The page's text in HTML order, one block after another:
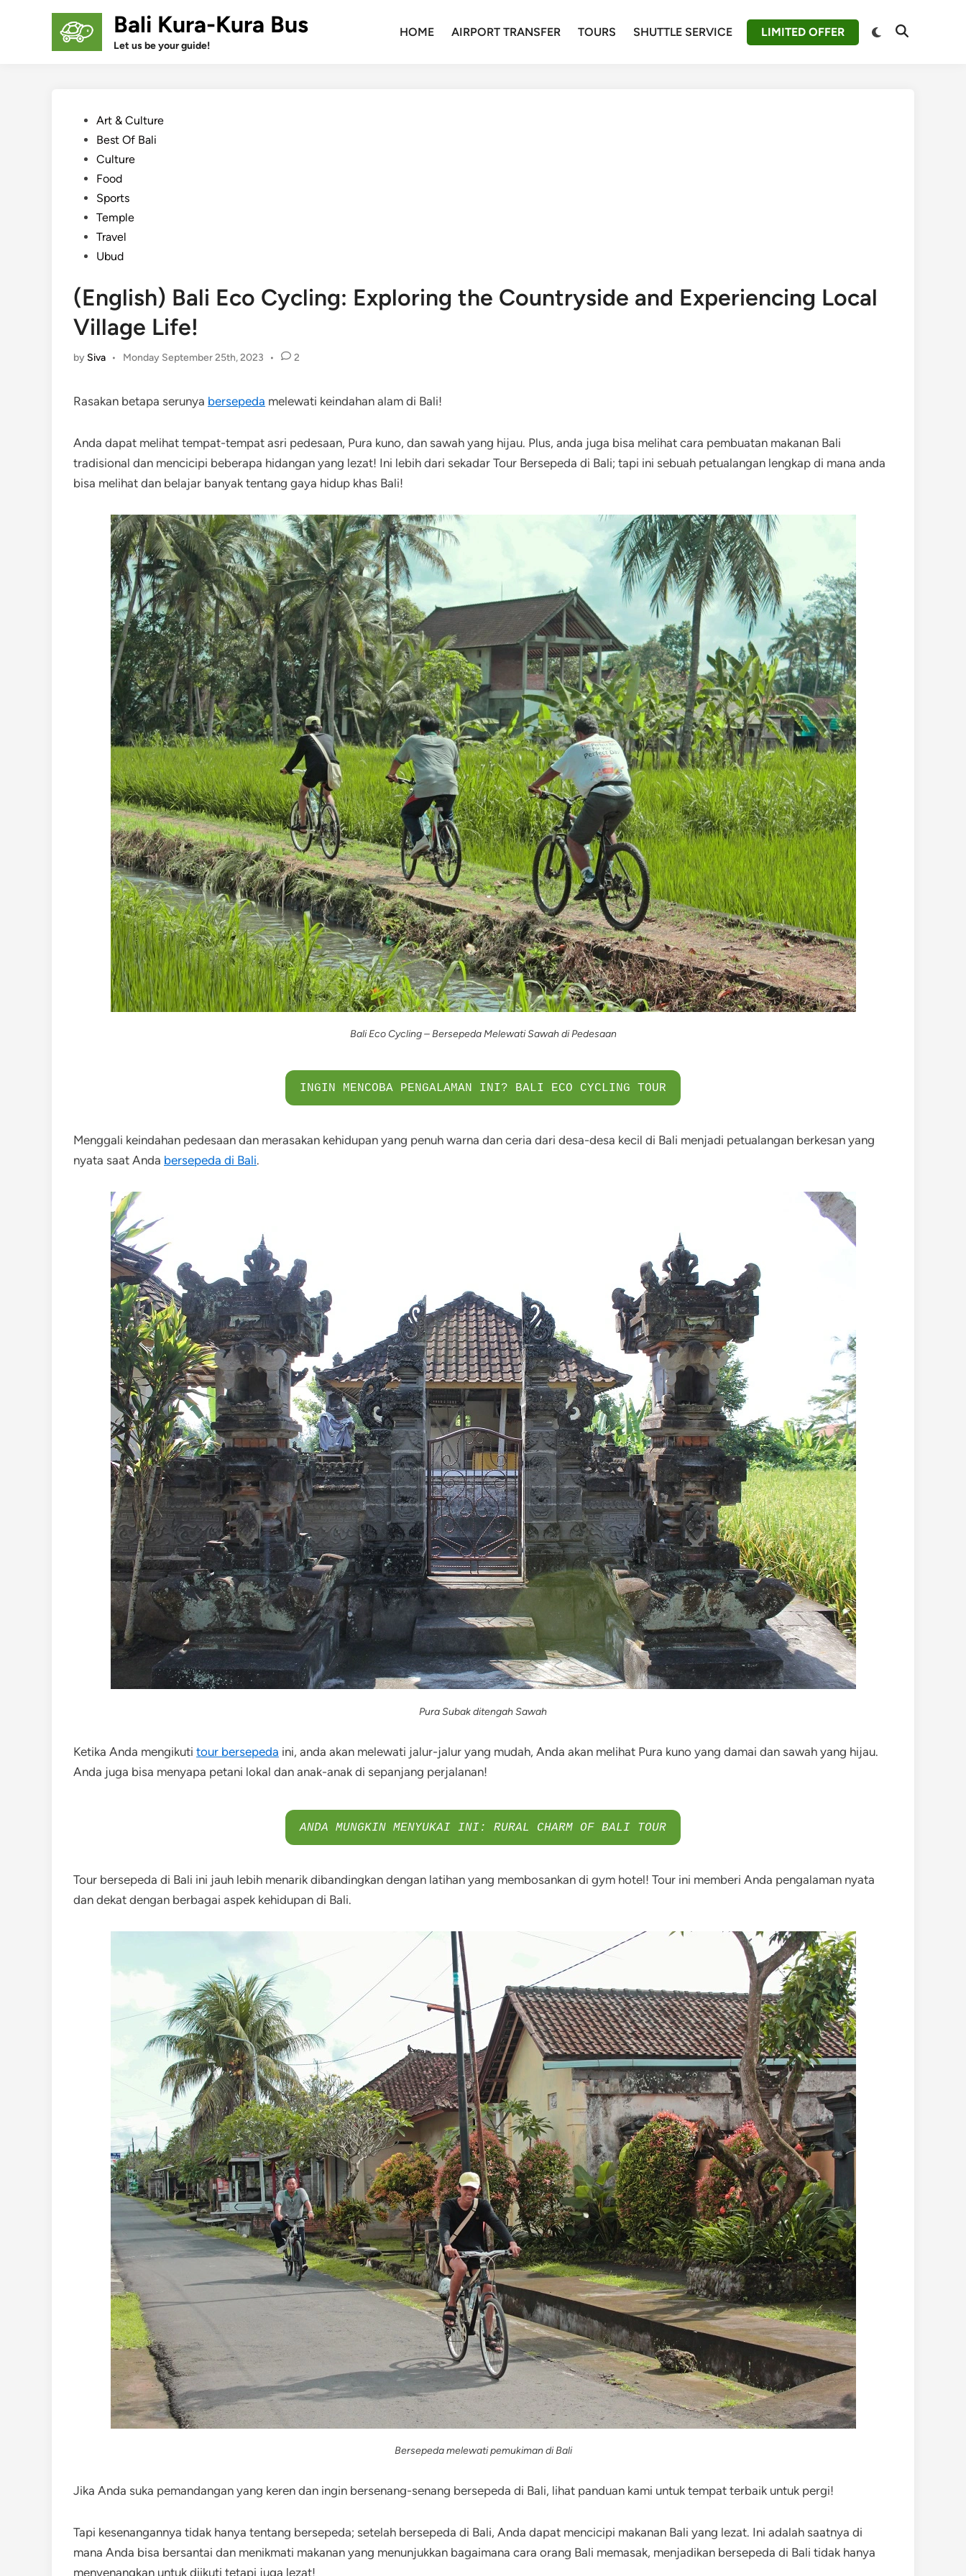
Bali Kura-Kura Bus
Let us be your guide!
HOME AIRPORT TRANSFER TOURS SHUTTLE SERVICE LIMITED OFFER
Switch
Open
PostedArt & Culture
Best Of Bali
Culture
Food
Sports
Temple
Travel
Ubud
(English) Bali Eco Cycling: Exploring the Countryside and Experiencing Local
Village Life!
by Siva • Monday September 25th, 2023 • 2
Rasakan betapa serunya bersepeda melewati keindahan alam di Bali!
Anda dapat melihat tempat-tempat asri pedesaan, Pura kuno, dan sawah yang hijau. Plus, anda juga bisa melihat cara pembuatan makanan Bali
tradisional dan mencicipi beberapa hidangan yang lezat! Ini lebih dari sekadar Tour Bersepeda di Bali; tapi ini sebuah petualangan lengkap di mana anda
bisa melihat dan belajar banyak tentang gaya hidup khas Bali!
Bali Eco Cycling – Bersepeda Melewati Sawah di Pedesaan
INGIN MENCOBA PENGALAMAN INI? BALI ECO CYCLING TOUR
Menggali keindahan pedesaan dan merasakan kehidupan yang penuh warna dan ceria dari desa-desa kecil di Bali menjadi petualangan berkesan yang
nyata saat Anda bersepeda di Bali.
Pura Subak ditengah Sawah
Ketika Anda mengikuti tour bersepeda ini, anda akan melewati jalur-jalur yang mudah, Anda akan melihat Pura kuno yang damai dan sawah yang hijau.
Anda juga bisa menyapa petani lokal dan anak-anak di sepanjang perjalanan!
ANDA MUNGKIN MENYUKAI INI: RURAL CHARM OF BALI TOUR
Tour bersepeda di Bali ini jauh lebih menarik dibandingkan dengan latihan yang membosankan di gym hotel! Tour ini memberi Anda pengalaman nyata
dan dekat dengan berbagai aspek kehidupan di Bali.
Bersepeda melewati pemukiman di Bali
Jika Anda suka pemandangan yang keren dan ingin bersenang-senang bersepeda di Bali, lihat panduan kami untuk tempat terbaik untuk pergi!
Tapi kesenangannya tidak hanya tentang bersepeda; setelah bersepeda di Bali, Anda dapat mencicipi makanan Bali yang lezat. Ini adalah saatnya di
mana Anda bisa bersantai dan menikmati makanan yang menunjukkan bagaimana cara orang Bali memasak, menjadikan bersepeda di Bali tidak hanya
menyenangkan untuk diikuti tetapi juga lezat!